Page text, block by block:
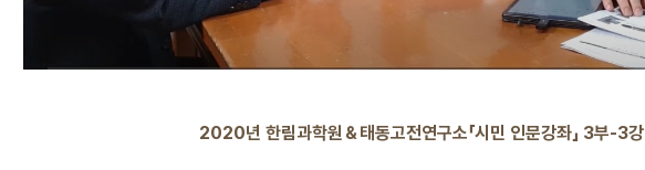
2020년 한림과학원＆태동고전연구소「시민 인문강좌」 3부-3강